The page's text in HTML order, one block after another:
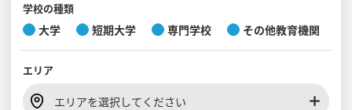
入試・受験入門
学校の種類
大学 短期大学 専門学校 その他教育機関
エリア
エリアを選択してください